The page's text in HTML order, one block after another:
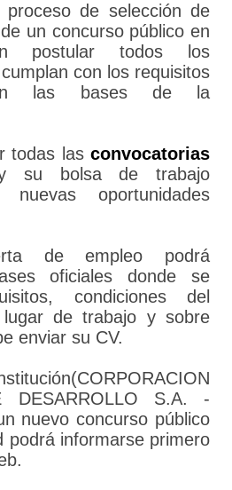
de selección de
un concurso público en
postular todos los
con los requisitos
en las bases de la
todas las convocatorias
bolsa de trabajo
oportunidades
de empleo podrá
oficiales donde se
condiciones del
de trabajo y sobre
enviar su CV.
DESARROLLO S.A. -
nuevo concurso público
podrá informarse primero